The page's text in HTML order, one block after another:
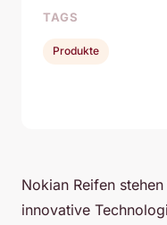
Nokian Reifen
innovative
TAGS
Produkte